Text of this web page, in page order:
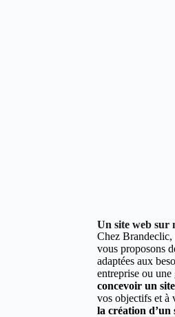
Un site web sur
Chez Brandeclic,
vous proposons
adaptées aux
entreprise ou
concevoir un
vos objectifs et à
la création d’un